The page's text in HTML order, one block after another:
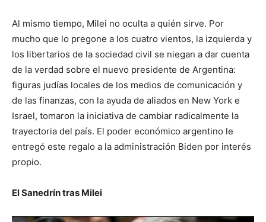
Al mismo tiempo, Milei no oculta a quién sirve. Por
mucho que lo pregone a los cuatro vientos, la izquierda y
los libertarios de la sociedad civil se niegan a dar cuenta
de la verdad sobre el nuevo presidente de Argentina:
figuras judías locales de los medios de comunicación y
de las finanzas, con la ayuda de aliados en New York e
Israel, tomaron la iniciativa de cambiar radicalmente la
trayectoria del país. El poder económico argentino le
entregó este regalo a la administración Biden por interés
propio.
El Sanedrín tras Milei